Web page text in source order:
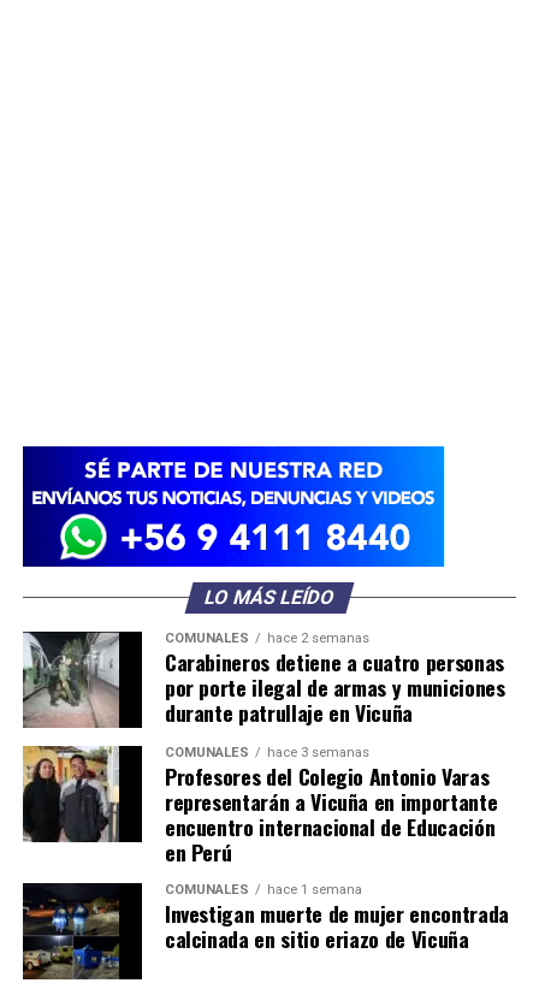
LO MÁS LEÍDO
COMUNALES hace 2 semanas
Carabineros detiene a cuatro personas
por porte ilegal de armas y municiones
durante patrullaje en Vicuña
COMUNALES hace 3 semanas
Profesores del Colegio Antonio Varas
representarán a Vicuña en importante
encuentro internacional de Educación
en Perú
COMUNALES hace 1 semana
Investigan muerte de mujer encontrada
calcinada en sitio eriazo de Vicuña